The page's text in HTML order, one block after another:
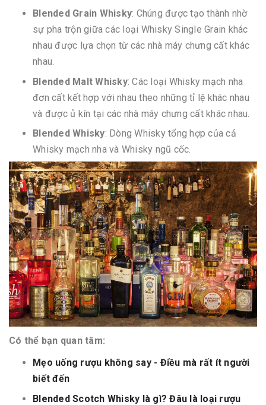
Blended Grain Whisky: Chúng được tạo thành nhờ
sự pha trộn giữa các loại Whisky Single Grain khác
nhau được lựa chọn từ các nhà máy chưng cất khác
nhau.
Blended Malt Whisky: Các loại Whisky mạch nha
đơn cất kết hợp với nhau theo những tỉ lệ khác nhau
và được ủ kín tại các nhà máy chưng cất khác nhau.
Blended Whisky: Dòng Whisky tổng hợp của cả
Whisky mạch nha và Whisky ngũ cốc.
Có thể bạn quan tâm:
Mẹo uống rượu không say - Điều mà rất ít người
biết đến
Blended Scotch Whisky là gì? Đâu là loại rượu